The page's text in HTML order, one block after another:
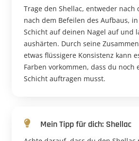
Trage den Shellac, entweder nach
nach dem Befeilen des Aufbaus,
Schicht auf deinen Nagel auf und
aushärten. Durch seine
etwas flüssigere Konsistenz kann
Farben vorkommen, dass du noch
Schicht auftragen musst.
Mein Tipp für dich: Shellac